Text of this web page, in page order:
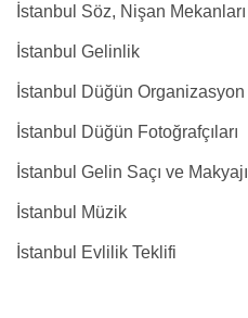
İstanbul Söz, Nişan Mekanları
İstanbul Gelinlik
İstanbul Düğün Organizasyon
İstanbul Düğün Fotoğrafçıları
İstanbul Gelin Saçı ve Makyajı
İstanbul Müzik
İstanbul Evlilik Teklifi